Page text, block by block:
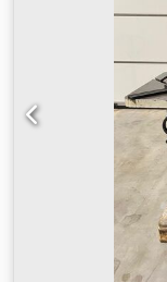
Zapotrzebowanie
Maszyna z
zamontowana w
euro
narożnikowa z
pokręteł ręcznych
pleksi dla lepszej
do cięcia stali
strugana *
blachy - 2x
listwami
swobodnie